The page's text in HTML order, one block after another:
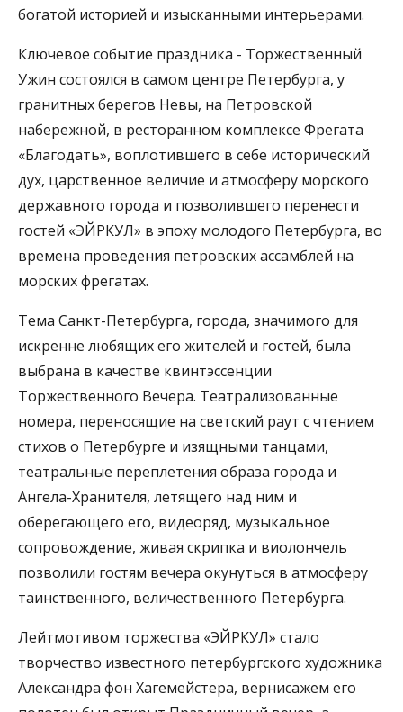
богатой историей и изысканными интерьерами.
Ключевое событие праздника - Торжественный
Ужин состоялся в самом центре Петербурга, у
гранитных берегов Невы, на Петровской
набережной, в ресторанном комплексе Фрегата
«Благодать», воплотившего в себе исторический
дух, царственное величие и атмосферу морского
державного города и позволившего перенести
гостей «ЭЙРКУЛ» в эпоху молодого Петербурга, во
времена проведения петровских ассамблей на
морских фрегатах.
Тема Санкт-Петербурга, города, значимого для
искренне любящих его жителей и гостей, была
выбрана в качестве квинтэссенции
Торжественного Вечера. Театрализованные
номера, переносящие на светский раут с чтением
стихов о Петербурге и изящными танцами,
театральные переплетения образа города и
Ангела-Хранителя, летящего над ним и
оберегающего его, видеоряд, музыкальное
сопровождение, живая скрипка и виолончель
позволили гостям вечера окунуться в атмосферу
таинственного, величественного Петербурга.
Лейтмотивом торжества «ЭЙРКУЛ» стало
творчество известного петербургского художника
Александра фон Хагемейстера, вернисажем его